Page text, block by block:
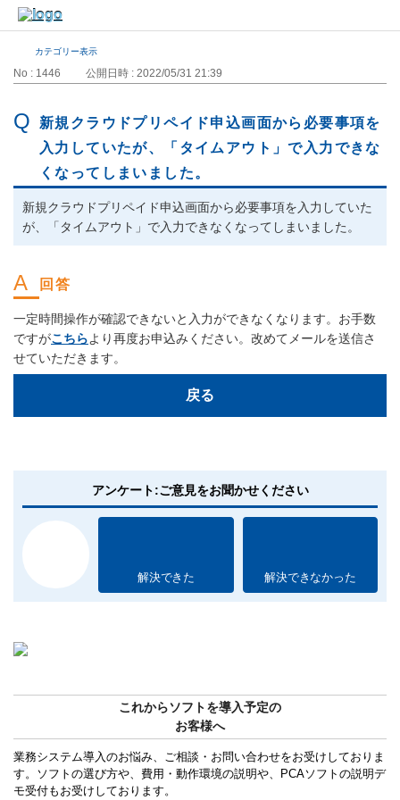
カテゴリー表示
No : 1446 公開日時 : 2022/05/31 21:39
新規クラウドプリペイド申込画面から必要事項を
入力していたが、「タイムアウト」で入力できな
くなってしまいました。
新規クラウドプリペイド申込画面から必要事項を入力していた
が、「タイムアウト」で入力できなくなってしまいました。
一定時間操作が確認できないと入力ができなくなります。お手数
ですがこちらより再度お申込みください。改めてメールを送信さ
せていただきます。
戻る
アンケート:ご意見をお聞かせください
解決できた 解決できなかった
これからソフトを導入予定の
お客様へ
業務システム導入のお悩み、ご相談・お問い合わせをお受けしておりま
す。ソフトの選び方や、費用・動作環境の説明や、PCAソフトの説明デ
モ受付もお受けしております。